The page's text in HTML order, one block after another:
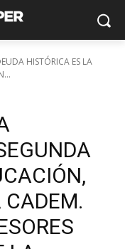
HISTÓRICA ES LA
CADEM.